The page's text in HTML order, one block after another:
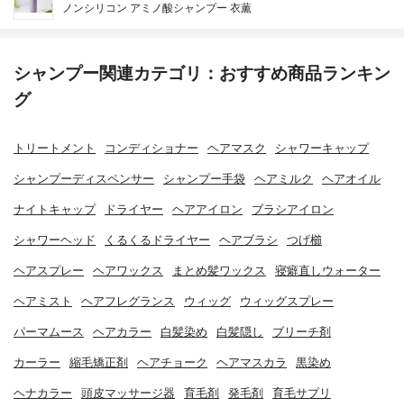
ノンシリコン アミノ酸シャンプー 衣薫
シャンプー関連カテゴリ：おすすめ商品ランキン
グ
トリートメント コンディショナー ヘアマスク シャワーキャップ
シャンプーディスペンサー シャンプー手袋 ヘアミルク ヘアオイル
ナイトキャップ ドライヤー ヘアアイロン ブラシアイロン
シャワーヘッド くるくるドライヤー ヘアブラシ つげ櫛
ヘアスプレー ヘアワックス まとめ髪ワックス 寝癖直しウォーター
ヘアミスト ヘアフレグランス ウィッグ ウィッグスプレー
パーマムース ヘアカラー 白髪染め 白髪隠し ブリーチ剤
カーラー 縮毛矯正剤 ヘアチョーク ヘアマスカラ 黒染め
ヘナカラー 頭皮マッサージ器 育毛剤 発毛剤 育毛サプリ